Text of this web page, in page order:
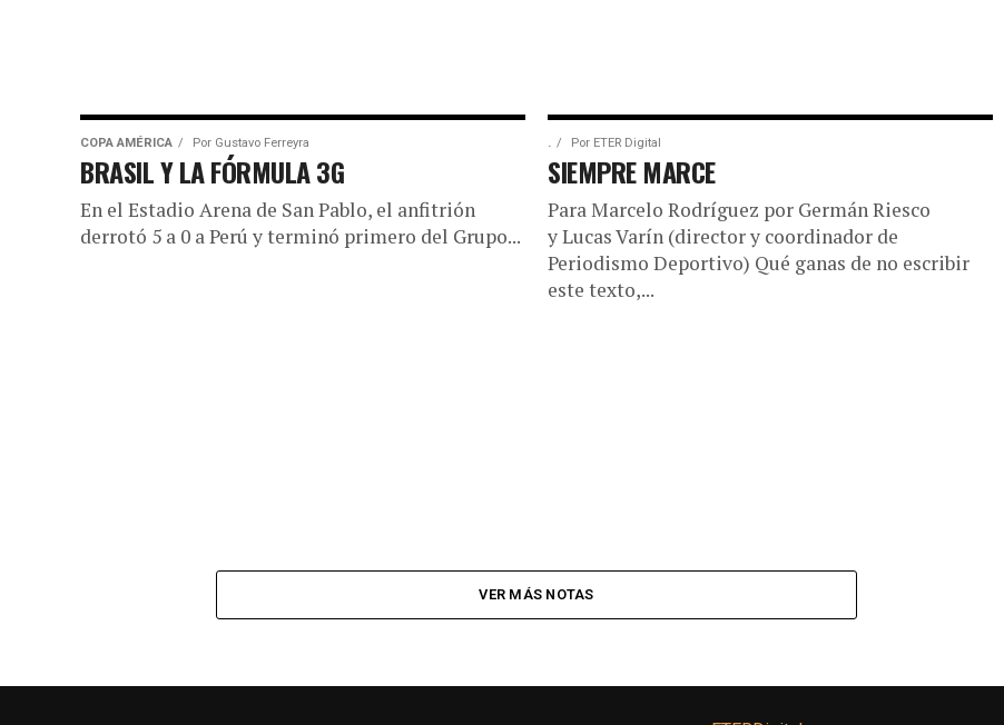
COPA AMÉRICA Por Gustavo Ferreyra
BRASIL Y LA FÓRMULA 3G
En el Estadio Arena de San Pablo, el anfitrión
derrotó 5 a 0 a Perú y terminó primero del Grupo...
. Por ETER Digital
SIEMPRE MARCE
Para Marcelo Rodríguez por Germán Riesco
y Lucas Varín (director y coordinador de
Periodismo Deportivo) Qué ganas de no escribir
este texto,...
VER MÁS NOTAS